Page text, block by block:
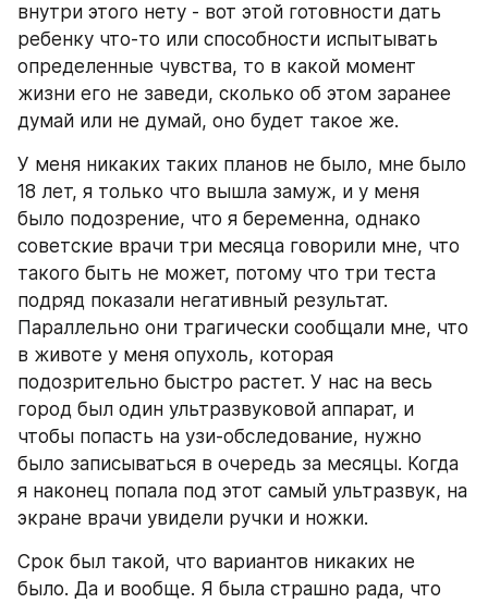
внутри этого нету - вот этой готовности дать
ребенку что-то или способности испытывать
определенные чувства, то в какой момент
жизни его не заведи, сколько об этом заранее
думай или не думай, оно будет такое же.
У меня никаких таких планов не было, мне было
18 лет, я только что вышла замуж, и у меня
было подозрение, что я беременна, однако
советские врачи три месяца говорили мне, что
такого быть не может, потому что три теста
подряд показали негативный результат.
Параллельно они трагически сообщали мне, что
в животе у меня опухоль, которая
подозрительно быстро растет. У нас на весь
город был один ультразвуковой аппарат, и
чтобы попасть на узи-обследование, нужно
было записываться в очередь за месяцы. Когда
я наконец попала под этот самый ультразвук, на
экране врачи увидели ручки и ножки.
Срок был такой, что вариантов никаких не
было. Да и вообще. Я была страшно рада, что